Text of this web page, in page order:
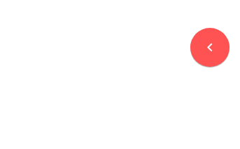
navigate_before